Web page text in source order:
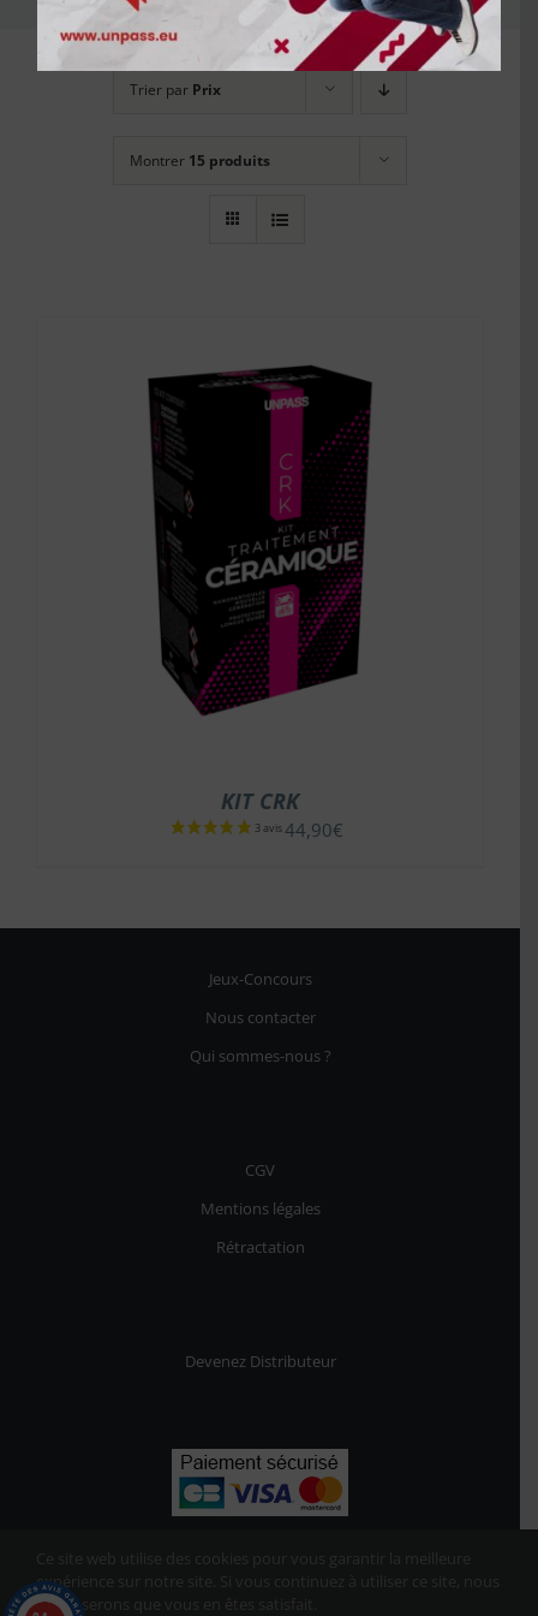
Trier par Prix
Montrer 15 produits
KIT CRK
44,90€
Jeux-Concours
Nous contacter
Qui sommes-nous ?
CGV
Mentions légales
Rétractation
Devenez Distributeur
Ce site web utilise des cookies pour vous garantir la meilleure
expérience sur notre site. Si vous continuez à utiliser ce site, nous
supposerons que vous en êtes satisfait.